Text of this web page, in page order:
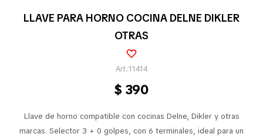
LLAVE PARA HORNO COCINA DELNE DIKLER
OTRAS
11414
$ 390
Llave de horno compatible con cocinas Delne, Dikler y otras
marcas. Selector 3 + 0 golpes, con 6 terminales, ideal para un
Limpieza vehícular